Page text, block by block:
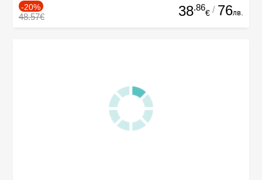
-20%
48.57€ 38.86
€ / 76лв.